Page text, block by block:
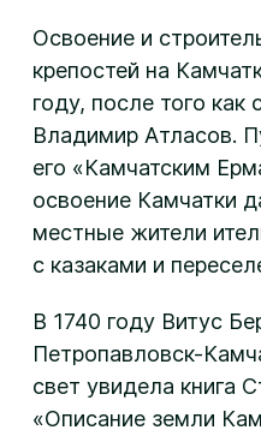
Освоение и
крепостей на
году, после того
Владимир Атласов.
его «Камчатским
освоение Камчатки
местные жители
с казаками и
В 1740 году Витус
Петропавловск-
свет увидела книга
«Описание земли